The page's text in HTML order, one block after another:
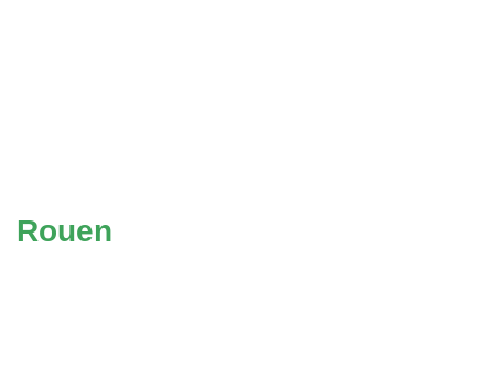
Rouen